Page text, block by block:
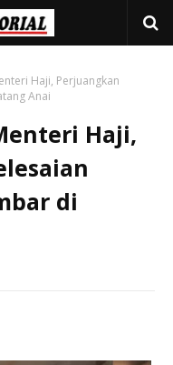
Haji, Perjuangkan
Anai
Haji,
di